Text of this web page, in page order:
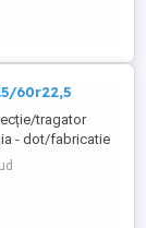
60r22,5
tragator
- dot/fabricatie
noi